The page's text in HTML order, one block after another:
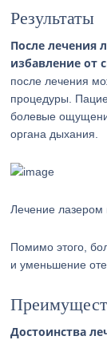
Результаты
После лечения
избавление от
после лечения
процедуры.
болевые
органа дыхания.
Лечение лазером
Помимо этого,
и уменьшение
Достоинства